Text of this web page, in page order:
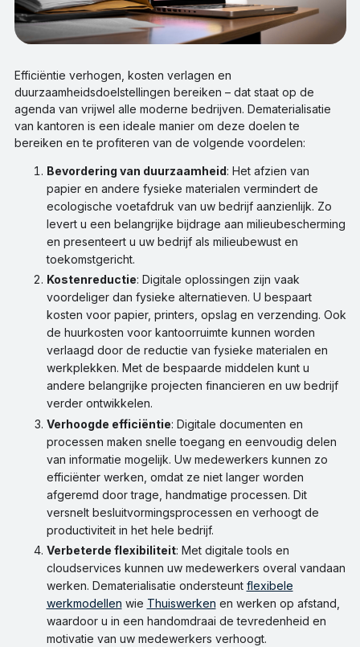
Efficiëntie verhogen, kosten verlagen en
duurzaamheidsdoelstellingen bereiken – dat staat op de
agenda van vrijwel alle moderne bedrijven. Dematerialisatie
van kantoren is een ideale manier om deze doelen te
bereiken en te profiteren van de volgende voordelen:
Bevordering van duurzaamheid: Het afzien van
papier en andere fysieke materialen vermindert de
ecologische voetafdruk van uw bedrijf aanzienlijk. Zo
levert u een belangrijke bijdrage aan milieubescherming
en presenteert u uw bedrijf als milieubewust en
toekomstgericht.
Kostenreductie: Digitale oplossingen zijn vaak
voordeliger dan fysieke alternatieven. U bespaart
kosten voor papier, printers, opslag en verzending. Ook
de huurkosten voor kantoorruimte kunnen worden
verlaagd door de reductie van fysieke materialen en
werkplekken. Met de bespaarde middelen kunt u
andere belangrijke projecten financieren en uw bedrijf
verder ontwikkelen.
Verhoogde efficiëntie: Digitale documenten en
processen maken snelle toegang en eenvoudig delen
van informatie mogelijk. Uw medewerkers kunnen zo
efficiënter werken, omdat ze niet langer worden
afgeremd door trage, handmatige processen. Dit
versnelt besluitvormingsprocessen en verhoogt de
productiviteit in het hele bedrijf.
Verbeterde flexibiliteit: Met digitale tools en
cloudservices kunnen uw medewerkers overal vandaan
werken. Dematerialisatie ondersteunt flexibele
werkmodellen wie Thuiswerken en werken op afstand,
waardoor u in een handomdraai de tevredenheid en
motivatie van uw medewerkers verhoogt.